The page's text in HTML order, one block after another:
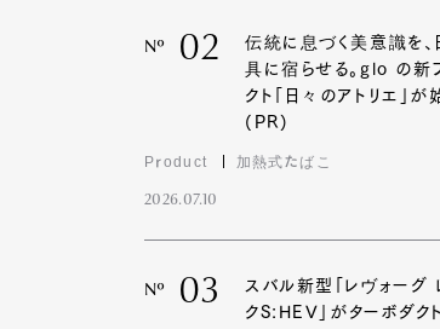
Nº 02
伝統に息づく美意識を、
具に宿らせる。glo の新
クト「日々のアトリエ」が
(PR)
Product 加熱式たばこ
2026.07.10
Nº 03
スバル新型「レヴォーグ
クS:HEV」がターボダク